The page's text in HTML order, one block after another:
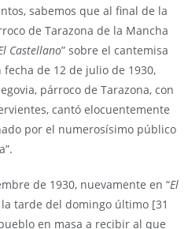
sabemos que al final de la
de Tarazona de la Mancha
Castellano” sobre el cantemisa
fecha de 12 de julio de 1930,
párroco de Tarazona, con
cantó elocuentemente
por el numerosísimo público
de 1930, nuevamente en “El
la tarde del domingo último [31
en masa a recibir al que